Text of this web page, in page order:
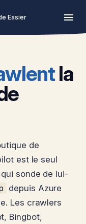
Easier
la
de
est le seul
sonde de lui-
depuis Azure
Les crawlers
Bingbot,